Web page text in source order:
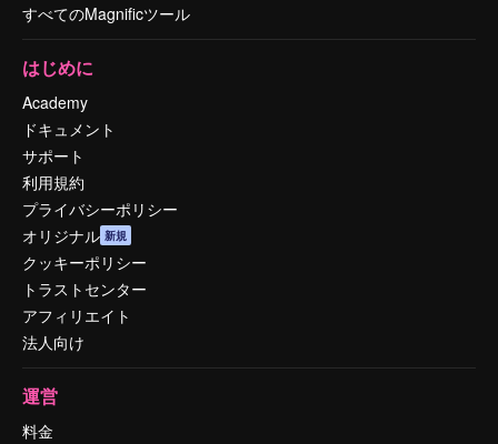
すべてのMagnificツール
はじめに
Academy
ドキュメント
サポート
利用規約
プライバシーポリシー
オリジナル 新規
クッキーポリシー
トラストセンター
アフィリエイト
法人向け
運営
料金